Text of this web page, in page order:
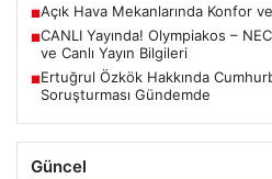
■Açık Hava Mekanlarında Konfor
■CANLI Yayında! Olympiakos –
ve Canlı Yayın Bilgileri
■Ertuğrul Özkök Hakkında
Soruşturması Gündemde
Güncel